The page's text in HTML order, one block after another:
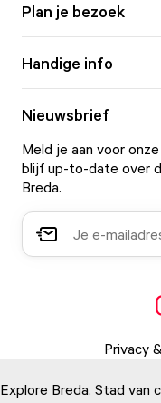
Plan je bezoek
Handige info
Nieuwsbrief
Meld je aan voor
blijf up-to-date over
Breda.
Privacy
Explore Breda. Stad van